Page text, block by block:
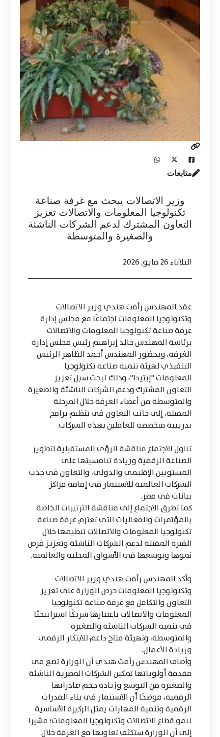
متابعات
وزير الاتصالات يبحث مع غرفة صناعة
تكنولوجيا المعلومات والاتصالات تعزيز
التعاون المشترك لدعم الشركات الناشئة
والصغيرة والمتوسطة
الثلاثاء 26 مايو, 2026
عقد المهندس رأفت هندي وزير الاتصالات
وتكنولوجيا المعلومات اجتماعًا مع مجلس إدارة
غرفة صناعة تكنولوجيا المعلومات والاتصالات
برئاسة المهندس خالد إبراهيم رئيس مجلس إدارة
الغرفة، وبحضور المهندس أحمد الظاهر الرئيس
التنفيذي لهيئة تنمية صناعة تكنولوجيا
المعلومات "إيتيدا"، وذلك لبحث سبل تعزيز
التعاون المشترك ودعم الشركات الناشئة والصغيرة
والمتوسطة من أعضاء الغرفة خلال المرحلة
المقبلة، إلى جانب التعاون فى تنظيم برامج
تدريبية متخصصة للعاملين بهذه الشركات.
تناول الاجتماع مناقشة الرؤى المستقبلية لتطوير
الصناعة الرقمية وزيادة تنافسيتها على
المستويين الإقليمى والدولى، والتعاون فى جذب
الشركات العالمية للاستثمار فى إقامة مراكز
بيانات فى مصر.
كما تطرق الاجتماع إلى مناقشة الترتيبات الخاصة
بالمؤتمرات والفعاليات التى تعتزم غرفة صناعة
تكنولوجيا المعلومات والاتصالات تنظيمها خلال
الفترة المقبلة لدعم الشركات الناشئة وتعزيز فرص
نموها وتوسعها فى الأسواق المحلية والعالمية.
وأكد المهندس رأفت هندي وزير الاتصالات
وتكنولوجيا المعلومات حرص الوزارة على تعزيز
التعاون والتكامل مع غرفة صناعة تكنولوجيا
المعلومات والاتصالات باعتبارها شريكًا استراتيجيًا
فى تنمية الشركات الناشئة والصغيرة
والمتوسطة، وتهيئة مناخ داعم للابتكار الرقمى
وريادة الأعمال.
وأضاف المهندس رأفت هندي أن الوزارة تضع فى
مقدمة أولوياتها تمكين الشركات المصرية الناشئة
والصغيرة من التوسع وزيادة حجم صادراتها
الرقمية، موضحًا أن الاستثمار فى بناء القدرات
الرقمية وتنمية المهارات يمثل الركيزة الأساسية
لنمو قطاع الاتصالات وتكنولوجيا المعلومات؛ مشيرا
إلى أن الوزارة ستكثف تعاونها مع الغرفة خلال